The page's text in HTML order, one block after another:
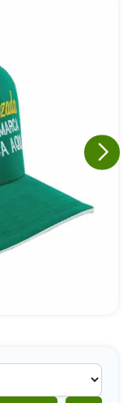
proteger e respeitar
apenas para fins
a